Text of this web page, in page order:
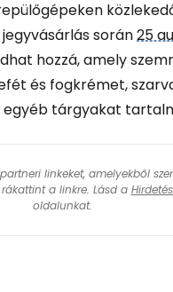
során25
hozzá, amely
és fogkrémet,
egyéb tárgyakat
linkeket, amelyekből
a linkre. Lásd a
oldalunkat.